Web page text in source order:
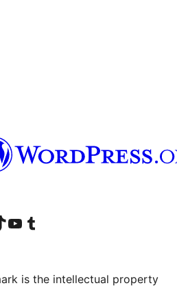
account
TikTok account
Visit our YouTube channel
Visit our Tumblr account
is the intellectual property